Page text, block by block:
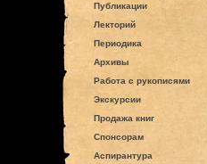
Публикации
Лекторий
Периодика
Архивы
Работа с рукописями
Экскурсии
Продажа книг
Спонсорам
Аспирантура